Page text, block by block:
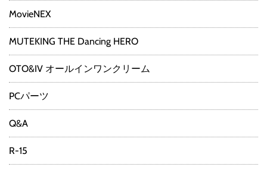
MovieNEX
MUTEKING THE Dancing HERO
OTO&IV オールインワンクリーム
PCパーツ
Q&A
R-15